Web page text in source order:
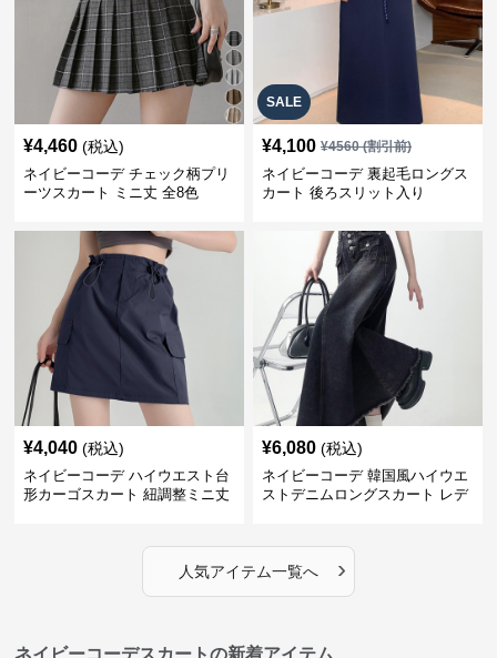
¥4,460 (税込)
ネイビーコーデ チェック柄プリ
ーツスカート ミニ丈 全8色
SALE
¥4,100 ¥4560(割引前)
ネイビーコーデ 裏起毛ロングス
カート 後ろスリット入り
¥4,040 (税込)
ネイビーコーデ ハイウエスト台
形カーゴスカート 紐調整ミニ丈
¥6,080 (税込)
ネイビーコーデ 韓国風ハイウエ
ストデニムロングスカート レデ
人気アイテム一覧へ ›
ネイビーコーデスカートの新着アイテム